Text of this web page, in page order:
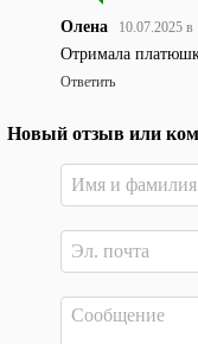
Олена 10.07.2025 в
Отримала
Ответить
Новый отзыв или